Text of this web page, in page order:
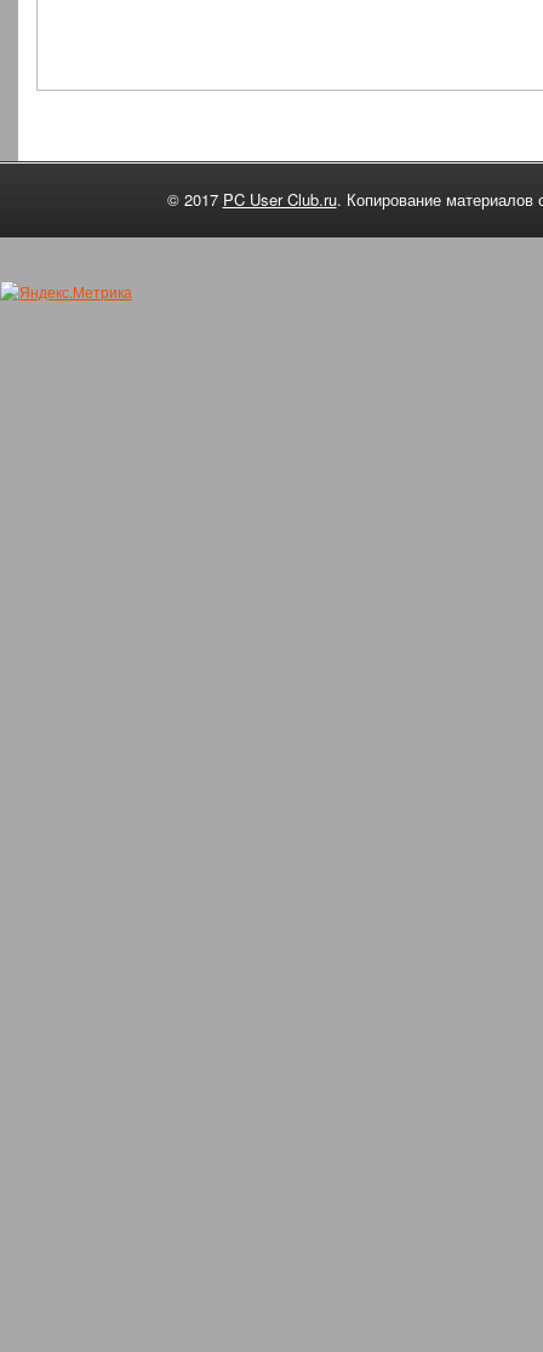
© 2017 PC User Club.ru. Копирование материалов